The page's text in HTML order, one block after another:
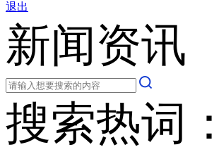
退出
新闻资讯
搜索热词：